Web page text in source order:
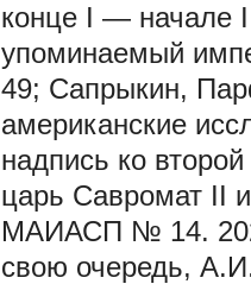
конце I — начале
упоминаемый
49; Сапрыкин,
американские
надпись ко
царь Савромат II
МАИАСП № 14.
свою очередь,